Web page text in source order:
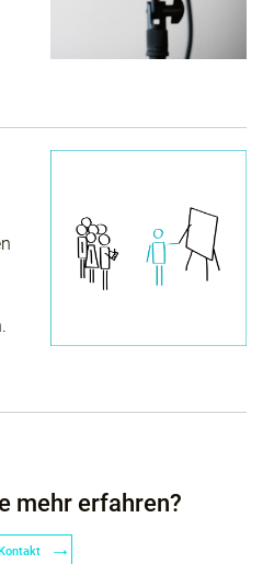
mehr erfahren?
Kontakt